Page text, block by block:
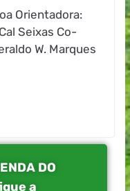
Orientadora:
Seixas Co-
W. Marques
DO
a